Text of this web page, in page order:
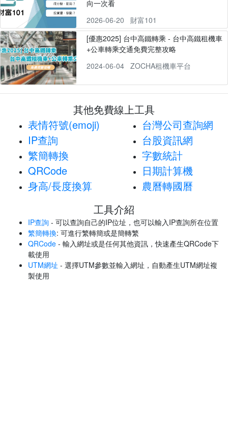
向一次看
2026-06-20
財富101
[優惠2025] 台中高鐵轉乘 - 台中高鐵租機車
+公車轉乘交通免費完整攻略
2024-06-04
ZOCHA租機車平台
其他免費線上工具
表情符號(emoji)
IP查詢
繁簡轉換
QRCode
身高/長度換算
台灣公司查詢網
台股資訊網
字數統計
日期計算機
農曆轉國曆
工具介紹
IP查詢 - 可以查詢自己的IP位址，也可以輸入IP查詢所在位置
繁簡轉換: 可進行繁轉簡或是簡轉繁
QRCode - 輸入網址或是任何其他資訊，快速產生QRCode下
載使用
UTM網址 - 選擇UTM參數並輸入網址，自動產生UTM網址複
製使用